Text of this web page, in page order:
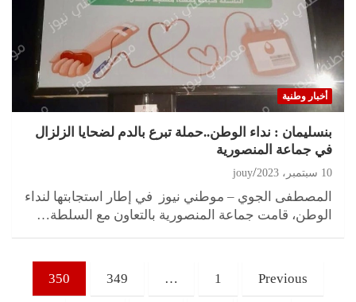
أخبار وطنية
بنسليمان : نداء الوطن..حملة تبرع بالدم لضحايا الزلزال
في جماعة المنصورية
10 سبتمبر، 2023 jouy
المصطفى الجوي – موطني نيوز في إطار استجابتها لنداء
الوطن، قامت جماعة المنصورية بالتعاون مع السلطة…
صفحات
Previous
1
…
349
350